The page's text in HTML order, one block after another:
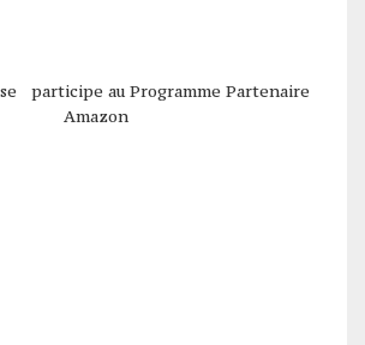
participe au Programme Partenaire
Amazon